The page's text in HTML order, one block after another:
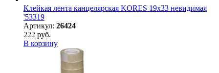
Клейкая лента канцелярская KORES 19х33 невидимая
'53319
Артикул: 26424
222 руб.
В корзину